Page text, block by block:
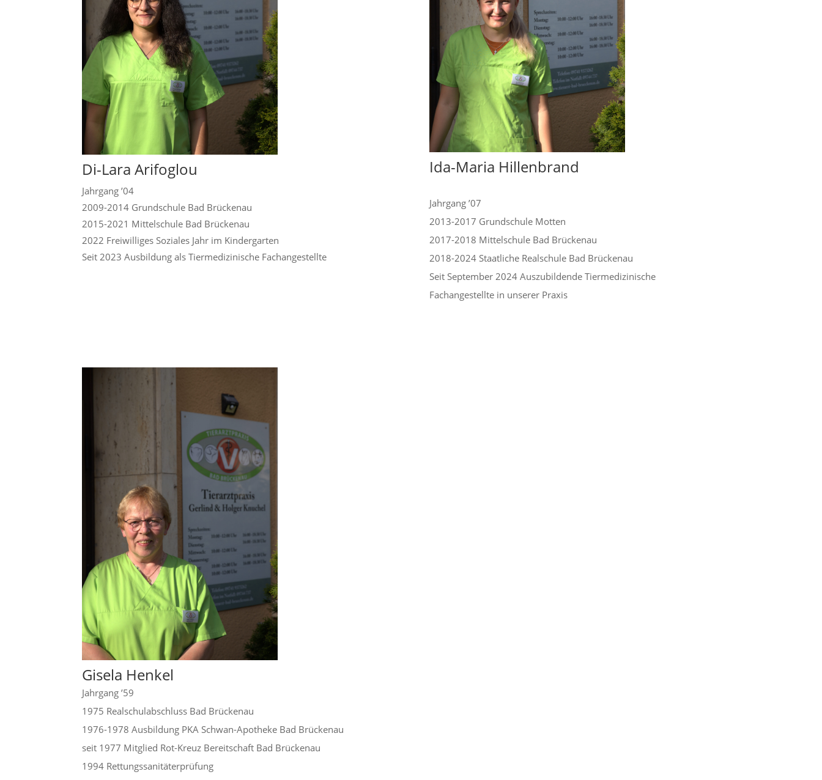
Di-Lara Arifoglou
Jahrgang ’04
2009-2014 Grundschule Bad Brückenau
2015-2021 Mittelschule Bad Brückenau
2022 Freiwilliges Soziales Jahr im Kindergarten
Seit 2023 Ausbildung als Tiermedizinische Fachangestellte
Ida-Maria Hillenbrand
Jahrgang ’07
2013-2017 Grundschule Motten
2017-2018 Mittelschule Bad Brückenau
2018-2024 Staatliche Realschule Bad Brückenau
Seit September 2024 Auszubildende Tiermedizinische
Fachangestellte in unserer Praxis
Gisela Henkel
Jahrgang ’59
1975 Realschulabschluss Bad Brückenau
1976-1978 Ausbildung PKA Schwan-Apotheke Bad Brückenau
seit 1977 Mitglied Rot-Kreuz Bereitschaft Bad Brückenau
1994 Rettungssanitäterprüfung